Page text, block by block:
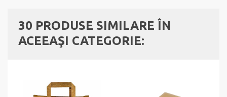
30 PRODUSE SIMILARE ÎN
ACEEAŞI CATEGORIE: